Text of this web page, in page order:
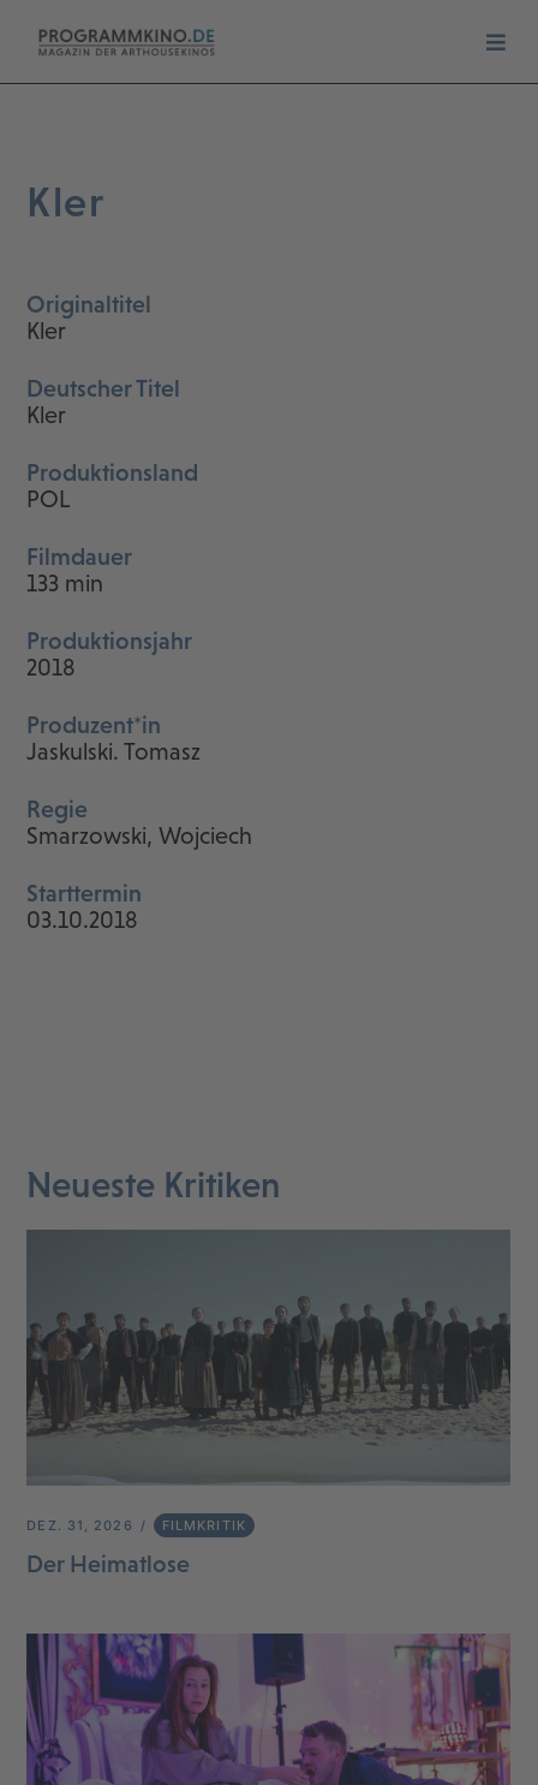
Kler
Originaltitel
Kler
Deutscher Titel
Kler
Produktionsland
POL
Filmdauer
133 min
Produktionsjahr
2018
Produzent*in
Jaskulski. Tomasz
Regie
Smarzowski, Wojciech
Starttermin
03.10.2018
Neueste Kritiken
DEZ. 31, 2026 FILMKRITIK
Der Heimatlose